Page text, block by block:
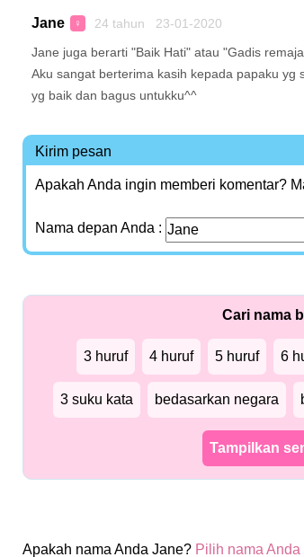
Jane ♀ 24 tahun 23-01-2020
Jane juga berarti "Baik Hati" atau "Gadis
Aku sangat berterima kasih kepada papaku
yg baik dan bagus untukku^^
Kirim pesan
Apakah Anda ingin memberi komentar?
Nama depan Anda :
Cari nama
3 huruf 4 huruf 5 huruf 6
3 suku kata bedasarkan negara
Tampilkan
Apakah nama Anda Jane? Pilih nama Anda